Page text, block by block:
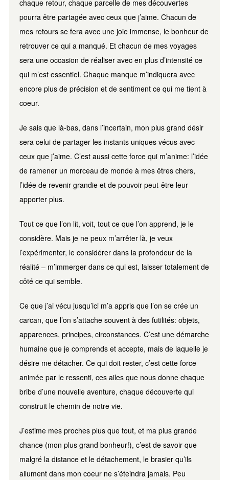
chaque retour, chaque parcelle de mes découvertes
pourra être partagée avec ceux que j’aime. Chacun de
mes retours se fera avec une joie immense, le bonheur de
retrouver ce qui a manqué. Et chacun de mes voyages
sera une occasion de réaliser avec en plus d’intensité ce
qui m’est essentiel. Chaque manque m’indiquera avec
encore plus de précision et de sentiment ce qui me tient à
coeur.
Je sais que là-bas, dans l’incertain, mon plus grand désir
sera celui de partager les instants uniques vécus avec
ceux que j’aime. C’est aussi cette force qui m’anime: l’idée
de ramener un morceau de monde à mes êtres chers,
l’idée de revenir grandie et de pouvoir peut-être leur
apporter plus.
Tout ce que l’on lit, voit, tout ce que l’on apprend, je le
considère. Mais je ne peux m’arrêter là, je veux
l’expérimenter, le considérer dans la profondeur de la
réalité – m’immerger dans ce qui est, laisser totalement de
côté ce qui semble.
Ce que j’ai vécu jusqu’ici m’a appris que l’on se crée un
carcan, que l’on s’attache souvent à des futilités: objets,
apparences, principes, circonstances. C’est une démarche
humaine que je comprends et accepte, mais de laquelle je
désire me détacher. Ce qui doit rester, c’est cette force
animée par le ressenti, ces ailes que nous donne chaque
bribe d’une nouvelle aventure, chaque découverte qui
construit le chemin de notre vie.
J’estime mes proches plus que tout, et ma plus grande
chance (mon plus grand bonheur!), c’est de savoir que
malgré la distance et le détachement, le brasier qu’ils
allument dans mon coeur ne s’éteindra jamais. Peu